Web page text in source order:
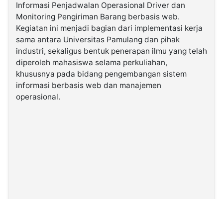
Kabarbaru
Media
Holding
Informasi Penjadwalan Operasional Driver dan
Monitoring Pengiriman Barang berbasis web.
Kegiatan ini menjadi bagian dari implementasi kerja
sama antara Universitas Pamulang dan pihak
industri, sekaligus bentuk penerapan ilmu yang telah
diperoleh mahasiswa selama perkuliahan,
khususnya pada bidang pengembangan sistem
informasi berbasis web dan manajemen
operasional.